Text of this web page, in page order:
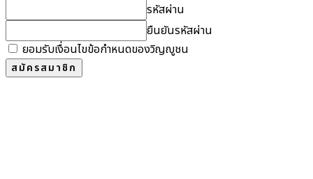
รหัสผ่าน
ยืนยันรหัสผ่าน
ยอมรับเงื่อนไขข้อกำหนดของวิญญูชน